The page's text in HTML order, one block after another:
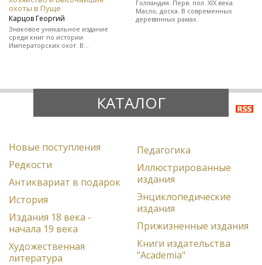
охоты в Пуще
Карцов Георгий
Знаковое уникальное издание
среди книг по истории
Императорских охот. В
Голландия. Перв. пол. XIX века.
Масло, доска. В современных
деревянных рамах.
КАТАЛОГ
Новые поступления
Редкости
Антиквариат в подарок
История
Издания 18 века -
начала 19 века
Художественная
литература
Педагогика
Иллюстрированные
издания
Энциклопедические
издания
Прижизненные издания
Книги издательства
"Academia"